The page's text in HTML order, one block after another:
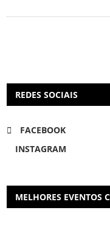
REDES SOCIAIS
FACEBOOK
INSTAGRAM
MELHORES EVENTOS